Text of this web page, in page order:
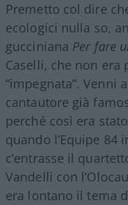
Premetto col dire
ecologici nulla so,
gucciniana Per fare
Caselli, che non era
“impegnata”. Venni
cantautore già
perché così era
quando l’Equipe 84
c’entrasse il
Vandelli con
era lontano il tema